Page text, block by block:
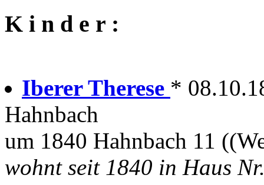
K i n d e r :
Iberer Therese *
Hahnbach
um 1840 Hahnbach 11
wohnt seit 1840 in Haus